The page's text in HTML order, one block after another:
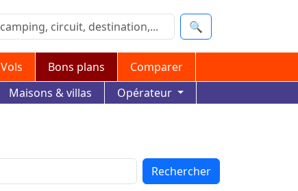
🔍
Vols Bons plans
Comparer
Maisons & villas Opérateur
Rechercher